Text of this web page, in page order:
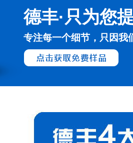
德丰·只为您
专注每一个细节，只因我